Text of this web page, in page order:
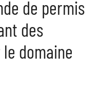
de permis
des
domaine